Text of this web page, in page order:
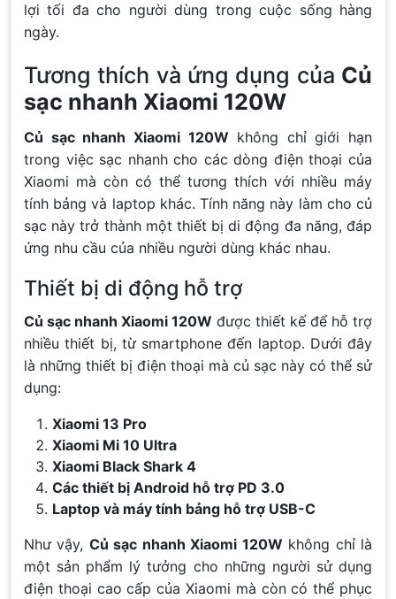
lợi tối đa cho người dùng trong cuộc sống hàng
ngày.
Tương thích và ứng dụng của Củ
sạc nhanh Xiaomi 120W
Củ sạc nhanh Xiaomi 120W không chỉ giới hạn
trong việc sạc nhanh cho các dòng điện thoại của
Xiaomi mà còn có thể tương thích với nhiều máy
tính bảng và laptop khác. Tính năng này làm cho củ
sạc này trở thành một thiết bị di động đa năng, đáp
ứng nhu cầu của nhiều người dùng khác nhau.
Thiết bị di động hỗ trợ
Củ sạc nhanh Xiaomi 120W được thiết kế để hỗ trợ
nhiều thiết bị, từ smartphone đến laptop. Dưới đây
là những thiết bị điện thoại mà củ sạc này có thể sử
dụng:
Xiaomi 13 Pro
Xiaomi Mi 10 Ultra
Xiaomi Black Shark 4
Các thiết bị Android hỗ trợ PD 3.0
Laptop và máy tính bảng hỗ trợ USB-C
Như vậy, Củ sạc nhanh Xiaomi 120W không chỉ là
một sản phẩm lý tưởng cho những người sử dụng
điện thoại cao cấp của Xiaomi mà còn có thể phục